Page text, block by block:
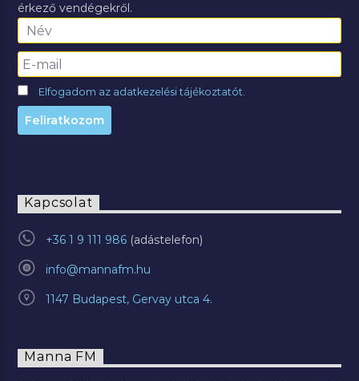
érkező vendégekről.
Elfogadom az adatkezelési tájékoztatót.
Kapcsolat
+36 1 9 111 986
info@mannafm.hu
1147 Budapest, Gervay utca 4.
Manna FM